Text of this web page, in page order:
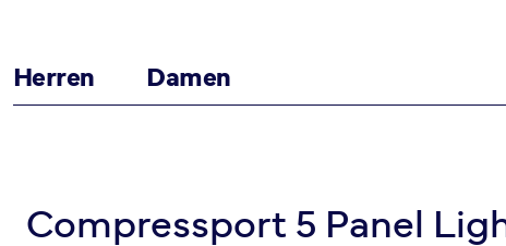
Herren Damen
5 Panel Light Cap
Compressport 5 Panel